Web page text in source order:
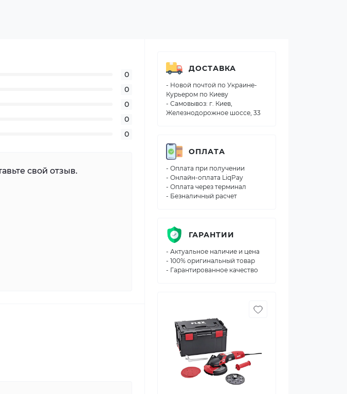
0
0
0
0
0
свой отзыв.
ДОСТАВКА
- Новой почтой по Украине-
Курьером по Киеву
- Самовывоз: г. Киев,
Железнодорожное шоссе, 33
ОПЛАТА
- Оплата при получении
- Онлайн-оплата LiqPay
- Оплата через терминал
- Безналичный расчет
ГАРАНТИИ
- Актуальное наличие и цена
- 100% оригинальный товар
- Гарантированное качество